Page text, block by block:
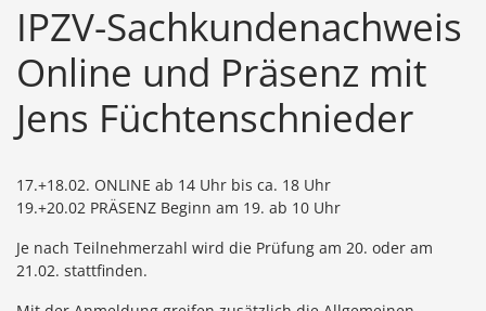
IPZV-Sachkundenachweis
Online und Präsenz mit
Jens Füchtenschnieder
17.+18.02. ONLINE ab 14 Uhr bis ca. 18 Uhr
19.+20.02 PRÄSENZ Beginn am 19. ab 10 Uhr
Je nach Teilnehmerzahl wird die Prüfung am 20. oder am
21.02. stattfinden.